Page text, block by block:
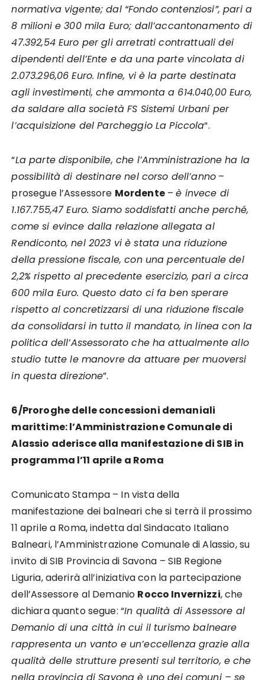
normativa vigente; dal “Fondo contenziosi”, pari a
8 milioni e 300 mila Euro; dall’accantonamento di
47.392,54 Euro per gli arretrati contrattuali dei
dipendenti dell’Ente e da una parte vincolata di
2.073.296,06 Euro. Infine, vi è la parte destinata
agli investimenti, che ammonta a 614.040,00 Euro,
da saldare alla società FS Sistemi Urbani per
l’acquisizione del Parcheggio La Piccola“.
“La parte disponibile, che l’Amministrazione ha la
possibilità di destinare nel corso dell’anno –
prosegue l’Assessore Mordente–è invece di
1.167.755,47 Euro. Siamo soddisfatti anche perché,
come si evince dalla relazione allegata al
Rendiconto, nel 2023 vi è stata una riduzione
della pressione fiscale, con una percentuale del
2,2% rispetto al precedente esercizio, pari a circa
600 mila Euro. Questo dato ci fa ben sperare
rispetto al concretizzarsi di una riduzione fiscale
da consolidarsi in tutto il mandato, in linea con la
politica dell’Assessorato che ha attualmente allo
studio tutte le manovre da attuare per muoversi
in questa direzione”.
6/Proroghe delle concessioni demaniali
marittime: l’Amministrazione Comunale di
Alassio aderisce alla manifestazione di SIB in
programma l’11 aprile a Roma
Comunicato Stampa – In vista della
manifestazione dei balneari che si terrà il prossimo
11 aprile a Roma, indetta dal Sindacato Italiano
Balneari, l’Amministrazione Comunale di Alassio, su
invito di SIB Provincia di Savona – SIB Regione
Liguria, aderirà all’iniziativa con la partecipazione
dell’Assessore al Demanio Rocco Invernizzi, che
dichiara quanto segue: “In qualità di Assessore al
Demanio di una città in cui il turismo balneare
rappresenta un vanto e un’eccellenza grazie alla
qualità delle strutture presenti sul territorio, e che